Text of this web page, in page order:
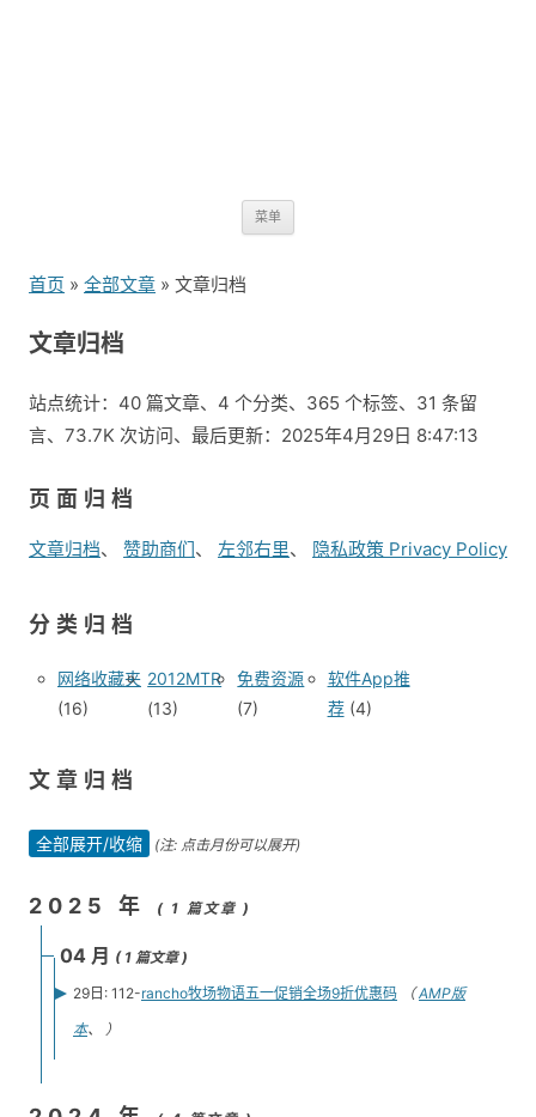
菜单
首页 » 全部文章 » 文章归档
文章归档
站点统计：40 篇文章、4 个分类、365 个标签、31 条留
言、73.7K 次访问、最后更新：2025年4月29日 8:47:13
页面归档
文章归档 赞助商们 左邻右里 隐私政策 Privacy Policy
分类归档
网络收藏夹
(16)
2012MTR
(13)
免费资源
(7)
软件App推
荐(4)
文章归档
全部展开/收缩 (注: 点击月份可以展开)
2025 年 ( 1 篇文章 )
04 月 ( 1 篇文章 )
29日: 112-rancho牧场物语五一促销全场9折优惠码 （AMP版
本、 ）